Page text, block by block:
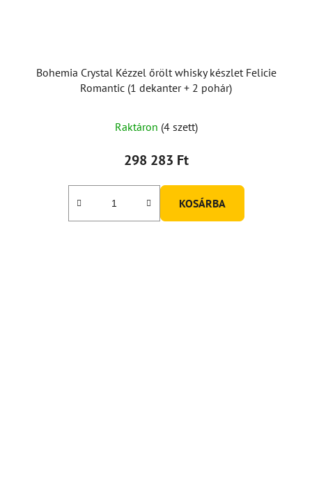
Bohemia Crystal Kézzel őrölt whisky készlet Felicie
Romantic (1 dekanter + 2 pohár)
Raktáron (4 szett)
298 283 Ft
KOSÁRBA